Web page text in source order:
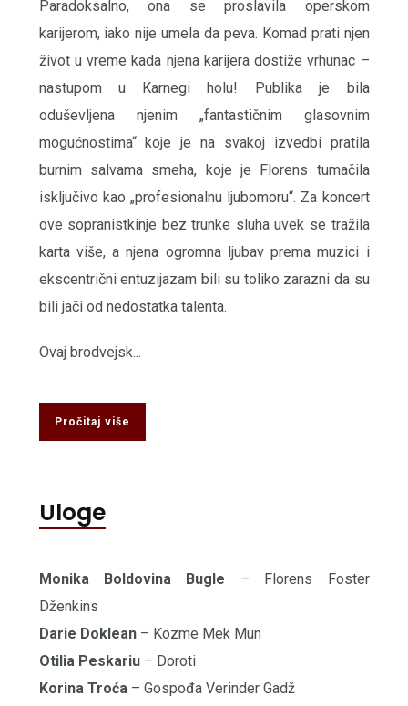
Paradoksalno, ona se proslavila operskom
karijerom, iako nije umela da peva. Komad prati njen
život u vreme kada njena karijera dostiže vrhunac –
nastupom u Karnegi holu! Publika je bila
oduševljena njenim „fantastičnim glasovnim
mogućnostima“ koje je na svakoj izvedbi pratila
burnim salvama smeha, koje je Florens tumačila
isključivo kao „profesionalnu ljubomoru“. Za koncert
ove sopranistkinje bez trunke sluha uvek se tražila
karta više, a njena ogromna ljubav prema muzici i
ekscentrični entuzijazam bili su toliko zarazni da su
bili jači od nedostatka talenta.
Ovaj brodvejsk...
Pročitaj više
Uloge
Monika Boldovina Bugle – Florens Foster
Dženkins
Darie Doklean– Kozme Mek Mun
Otilia Peskariu– Doroti
Korina Troća– Gospođa Verinder Gadž